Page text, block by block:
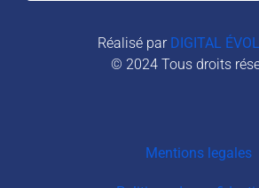
Réalisé par DIGITAL
© 2024 Tous droits
Mentions legales